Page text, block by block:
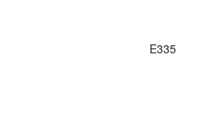
E335